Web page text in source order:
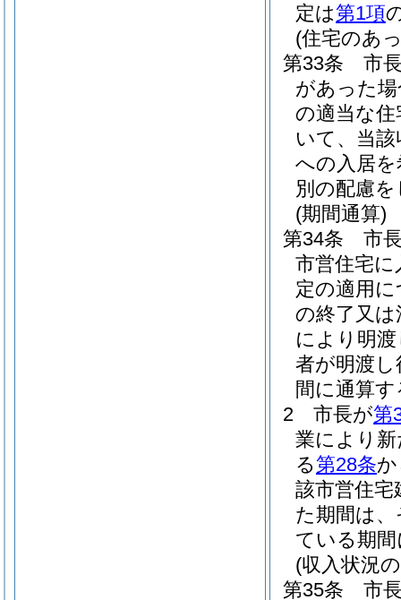
定は第1項
(住宅のあ
第33条
市
があった
の適当な
いて、当
への入居
別の配慮
(期間通算)
第34条
市
市営住宅
定の適用
の終了又
により明
者が明渡
間に通算す
2
市長が第
業により
る第28条
該市営住
た期間は
ている期
(収入状況
第35条
市